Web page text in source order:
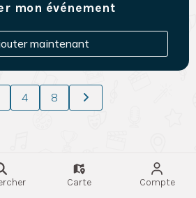
mon événement
maintenant
4 8
Carte Compte